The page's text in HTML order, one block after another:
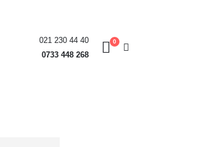
021 230 44 40
0733 448 268
0